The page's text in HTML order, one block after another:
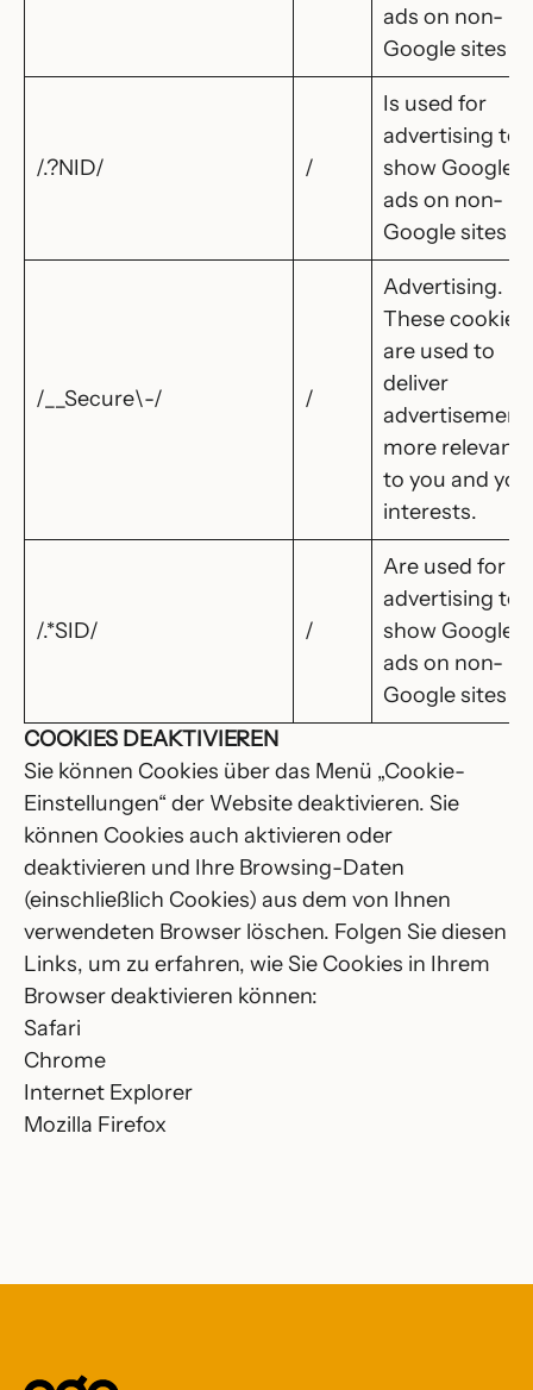
ads on non-
Google sites
/.?NID/ /
Is used for
advertising to
show Google
ads on non-
Google sites
/__Secure\-/ /
Advertising.
These cookies
are used to
deliver
more relevant
to you and
interests.
/.*SID/ /
Are used for
advertising to
show Google
ads on non-
Google sites
COOKIES DEAKTIVIEREN
Sie können Cookies über das Menü „Cookie-
Einstellungen“ der Website deaktivieren. Sie
können Cookies auch aktivieren oder
deaktivieren und Ihre Browsing-Daten
(einschließlich Cookies) aus dem von Ihnen
verwendeten Browser löschen. Folgen Sie diesen
Links, um zu erfahren, wie Sie Cookies in Ihrem
Browser deaktivieren können:
Safari
Chrome
Internet Explorer
Mozilla Firefox